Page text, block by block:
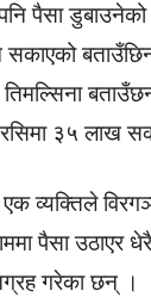
पैसा
३५ लाख
व्यक्तिले
पैसा उठाएर
गरेका छन् ।